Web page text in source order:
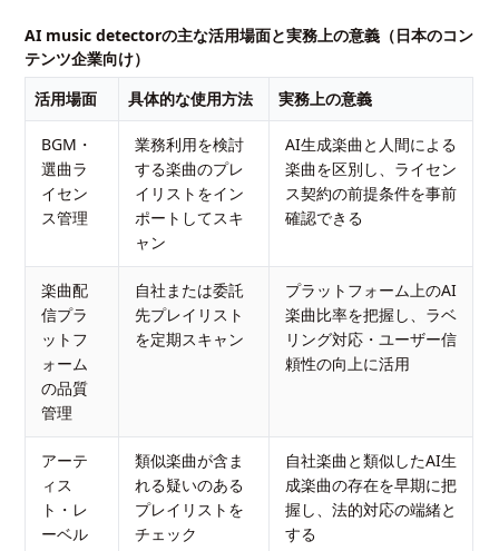
AI music detectorの主な活用場面と実務上の意義（日本のコン
テンツ企業向け）
活用場面
具体的な使用方法 実務上の意義
BGM・
選曲ラ
イセン
ス管理
業務利用を検討
する楽曲のプレ
イリストをイン
ポートしてスキ
ャン
AI生成楽曲と人間による
楽曲を区別し、ライセン
ス契約の前提条件を事前
確認できる
楽曲配
信プラ
ットフ
ォーム
の品質
管理
自社または委託
先プレイリスト
を定期スキャン
プラットフォーム上のAI
楽曲比率を把握し、ラベ
リング対応・ユーザー信
頼性の向上に活用
アーテ
ィス
ト・レ
ーベル
類似楽曲が含ま
れる疑いのある
プレイリストを
チェック
自社楽曲と類似したAI生
成楽曲の存在を早期に把
握し、法的対応の端緒と
する